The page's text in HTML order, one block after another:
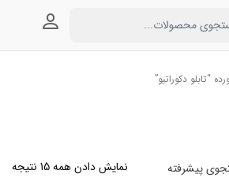
دکوراتیو”
نمایش دادن همه 15 نتیجه پیشرفته